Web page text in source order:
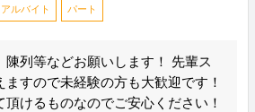
アルバイト パート
陳列等などお願いします！ 先輩ス
すので未経験の方も大歓迎です！
けるものなのでご安心ください！